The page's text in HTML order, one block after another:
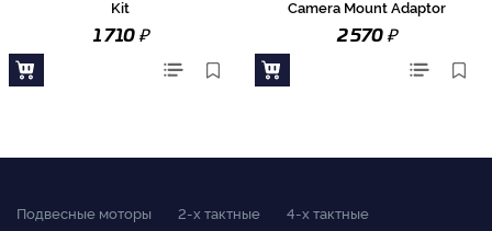
Kit
1 710₽
Camera Mount Adaptor
2 570₽
Подвесные моторы 2-x тактные
4-x тактные